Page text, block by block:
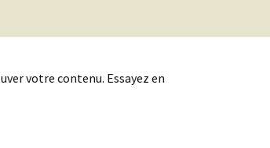
votre contenu. Essayez en